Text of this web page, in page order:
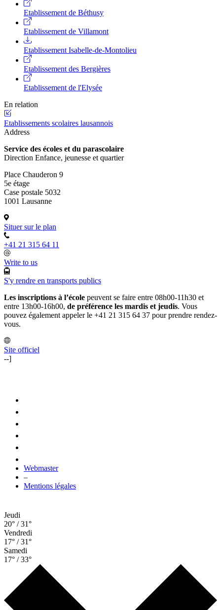
Etablissement de Béthusy
Etablissement de Villamont
Etablissement Isabelle-de-Montolieu
Etablissement des Bergières
Etablissement de l'Elysée
En relation
Etablissements scolaires lausannois
Address
Service des écoles et du parascolaire
Direction Enfance, jeunesse et quartier
Place Chauderon 9
5e étage
Case postale 5032
1001 Lausanne
Situer sur le plan
+41 21 315 64 11
Write to us
S'y rendre en transports publics
Les inscriptions à l’école peuvent se faire entre 08h00-11h30 et
entre 13h00-16h00, de préférence les mardis et jeudis. Vous
pouvez également appeler le +41 21 315 64 37 pour prendre rendez-
vous.
Site officiel
--]
Webmaster
–
Mentions légales
Jeudi
20° / 31°
Vendredi
17° / 31°
Samedi
17° / 33°